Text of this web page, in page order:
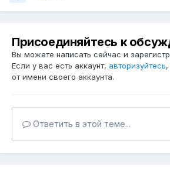
Присоединяйтесь к
Вы можете написать сейчас и
Если у вас есть аккаунт, авторизуйтесь
от имени своего аккаунта.
Ответить в этой теме...